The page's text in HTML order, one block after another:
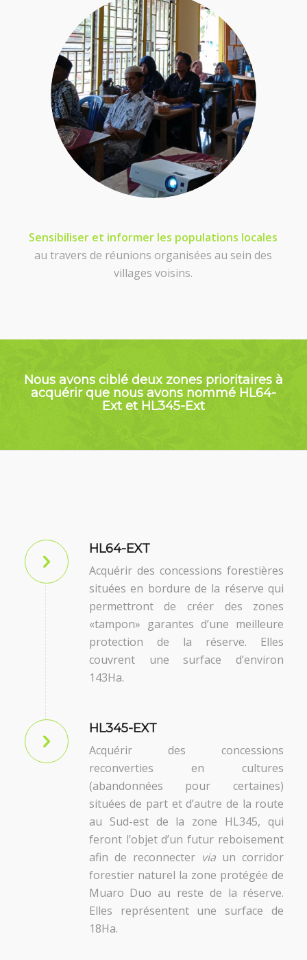
Sensibiliser et informer les populations locales
au travers de réunions organisées au sein des
villages voisins.
Nous avons ciblé deux zones prioritaires à
acquérir que nous avons nommé HL64-
Ext et HL345-Ext
HL64-EXT
Acquérir des concessions forestières
situées en bordure de la réserve qui
permettront de créer des zones
«tampon» garantes d’une meilleure
protection de la réserve. Elles
couvrent une surface d’environ
143Ha.
HL345-EXT
Acquérir des concessions
reconverties en cultures
(abandonnées pour certaines)
situées de part et d’autre de la route
au Sud-est de la zone HL345, qui
feront l’objet d’un futur reboisement
afin de reconnecter via un corridor
forestier naturel la zone protégée de
Muaro Duo au reste de la réserve.
Elles représentent une surface de
18Ha.